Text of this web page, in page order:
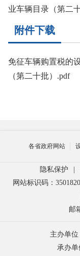
业车辆目录（第二十
附件下载
免征车辆购置税的
（第二十批）.pdf
各省政府网站
隐私保护
网站标识码：
邮
主办单
承办单